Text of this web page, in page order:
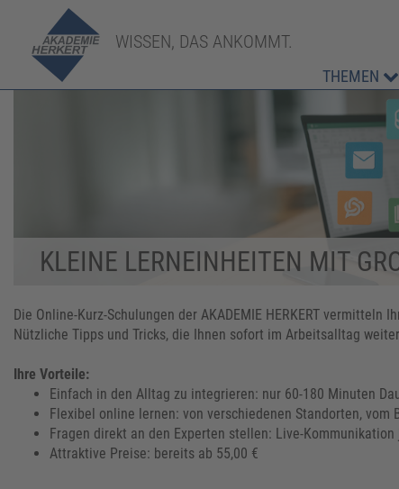
WISSEN, DAS ANKOMMT.
THEMEN
KLEINE LERNEINHEITEN MIT
Die Online-Kurz-Schulungen der AKADEMIE HERKERT vermitteln
Nützliche Tipps und Tricks, die Ihnen sofort im Arbeitsalltag
Ihre Vorteile:
Einfach in den Alltag zu integrieren: nur 60-180 Minuten
Flexibel online lernen: von verschiedenen Standorten, vom
Fragen direkt an den Experten stellen: Live-
Attraktive Preise: bereits ab 55,00 €